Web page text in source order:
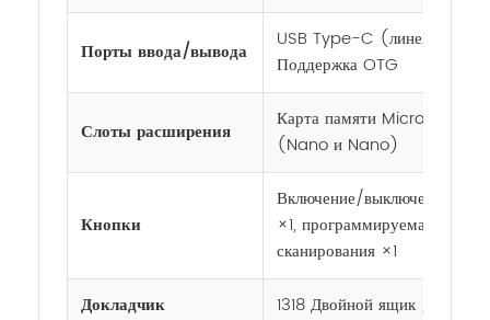
Порты ввода/вывода
USB Type-C (линейный
Поддержка OTG
Слоты расширения
Карта памяти Micro SD
(Nano и Nano)
Кнопки
Включение/выключение ×1,
×1, программируемая
сканирования ×1
Докладчик
1318 Двойной ящик / 1 Вт